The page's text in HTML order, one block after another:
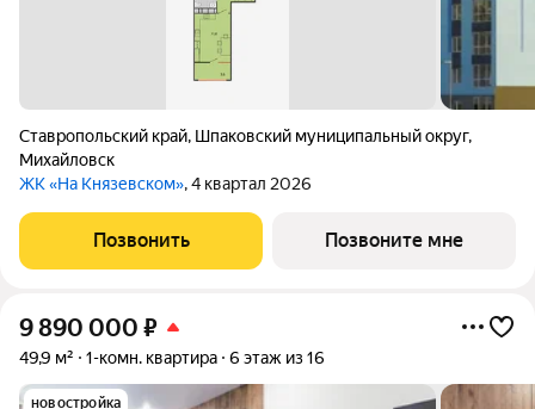
Ставропольский край, Шпаковский муниципальный округ,
Михайловск
ЖК «На Князевском», 4 квартал 2026
Позвонить Позвоните мне
9 890 000 ₽
49,9 м² 1-комн. квартира 6 этаж из 16
новостройка